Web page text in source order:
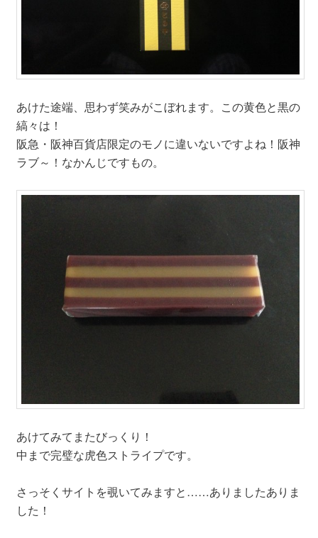
あけた途端、思わず笑みがこぼれます。この黄色と黒の
縞々は！
阪急・阪神百貨店限定のモノに違いないですよね！阪神
ラブ～！なかんじですもの。
あけてみてまたびっくり！
中まで完璧な虎色ストライプです。
さっそくサイトを覗いてみますと……ありましたありま
した！